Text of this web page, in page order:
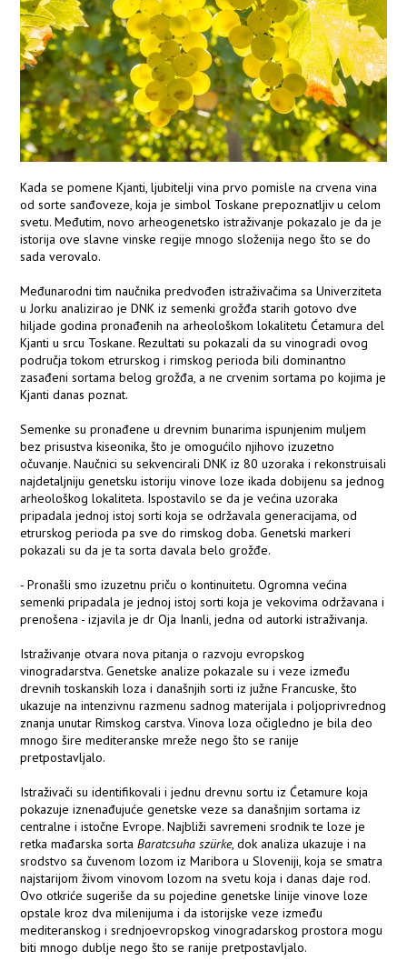
Kada se pomene Kjanti, ljubitelji vina prvo pomisle na crvena vina
od sorte sanđoveze, koja je simbol Toskane prepoznatljiv u celom
svetu. Međutim, novo arheogenetsko istraživanje pokazalo je da je
istorija ove slavne vinske regije mnogo složenija nego što se do
sada verovalo.
Međunarodni tim naučnika predvođen istraživačima sa Univerziteta
u Jorku analizirao je DNK iz semenki grožđa starih gotovo dve
hiljade godina pronađenih na arheološkom lokalitetu Ćetamura del
Kjanti u srcu Toskane. Rezultati su pokazali da su vinogradi ovog
područja tokom etrurskog i rimskog perioda bili dominantno
zasađeni sortama belog grožđa, a ne crvenim sortama po kojima je
Kjanti danas poznat.
Semenke su pronađene u drevnim bunarima ispunjenim muljem
bez prisustva kiseonika, što je omogućilo njihovo izuzetno
očuvanje. Naučnici su sekvencirali DNK iz 80 uzoraka i rekonstruisali
najdetaljniju genetsku istoriju vinove loze ikada dobijenu sa jednog
arheološkog lokaliteta. Ispostavilo se da je većina uzoraka
pripadala jednoj istoj sorti koja se održavala generacijama, od
etrurskog perioda pa sve do rimskog doba. Genetski markeri
pokazali su da je ta sorta davala belo grožđe.
- Pronašli smo izuzetnu priču o kontinuitetu. Ogromna većina
semenki pripadala je jednoj istoj sorti koja je vekovima održavana i
prenošena - izjavila je dr Oja Inanli, jedna od autorki istraživanja.
Istraživanje otvara nova pitanja o razvoju evropskog
vinogradarstva. Genetske analize pokazale su i veze između
drevnih toskanskih loza i današnjih sorti iz južne Francuske, što
ukazuje na intenzivnu razmenu sadnog materijala i poljoprivrednog
znanja unutar Rimskog carstva. Vinova loza očigledno je bila deo
mnogo šire mediteranske mreže nego što se ranije
pretpostavljalo.
Istraživači su identifikovali i jednu drevnu sortu iz Ćetamure koja
pokazuje iznenađujuće genetske veze sa današnjim sortama iz
centralne i istočne Evrope. Najbliži savremeni srodnik te loze je
retka mađarska sortaBaratcsuha szürke, dok analiza ukazuje i na
srodstvo sa čuvenom lozom iz Maribora u Sloveniji, koja se smatra
najstarijom živom vinovom lozom na svetu koja i danas daje rod.
Ovo otkriće sugeriše da su pojedine genetske linije vinove loze
opstale kroz dva milenijuma i da istorijske veze između
mediteranskog i srednjoevropskog vinogradarskog prostora mogu
biti mnogo dublje nego što se ranije pretpostavljalo.